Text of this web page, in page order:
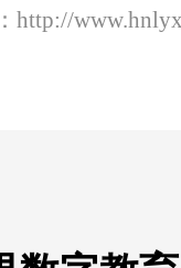
http://